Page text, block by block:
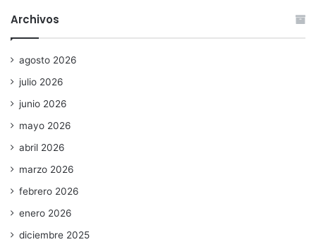
Archivos
agosto 2026
julio 2026
junio 2026
mayo 2026
abril 2026
marzo 2026
febrero 2026
enero 2026
diciembre 2025